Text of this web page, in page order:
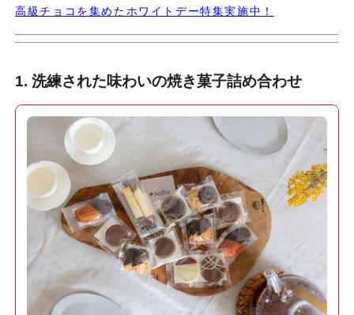
高級チョコを集めたホワイトデー特集実施中！
1. 洗練された味わいの焼き菓子詰め合わせ